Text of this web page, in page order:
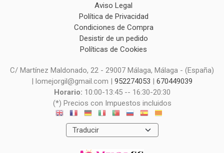
Aviso Legal
Política de Privacidad
Condiciones de Compra
Desistir de un pedido
Políticas de Cookies
C/ Martínez Maldonado, 22 - 29007 Málaga, Málaga - (España)
| lomejorgil@gmail.com | 952274053
670449039
Horario: 10:00-13:45 -- 16:30-20:30
(*) Precios con Impuestos incluidos